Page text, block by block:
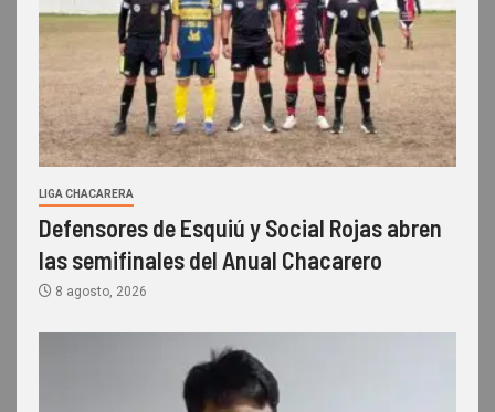
LIGA CHACARERA
Defensores de Esquiú y Social Rojas abren
las semifinales del Anual Chacarero
8 agosto, 2026